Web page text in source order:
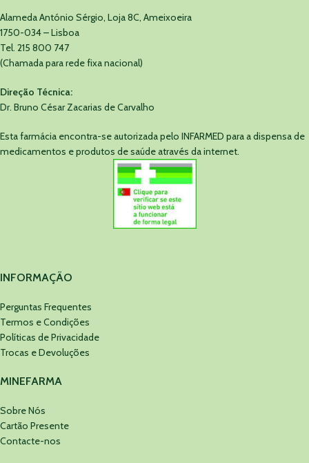
Alameda António Sérgio, Loja 8C, Ameixoeira
1750-034 – Lisboa
Tel. 215 800 747
(Chamada para rede fixa nacional)
Direção Técnica:
Dr. Bruno César Zacarias de Carvalho
Esta farmácia encontra-se autorizada pelo INFARMED para a dispensa de
medicamentos e produtos de saúde através da internet.
INFORMAÇÃO
Perguntas Frequentes
Termos e Condições
Políticas de Privacidade
Trocas e Devoluções
MINEFARMA
Sobre Nós
Cartão Presente
Contacte-nos